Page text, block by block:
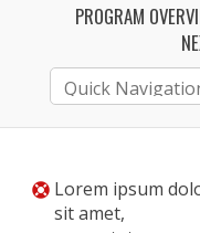
PROGRAM
Lorem ipsum
sit amet,